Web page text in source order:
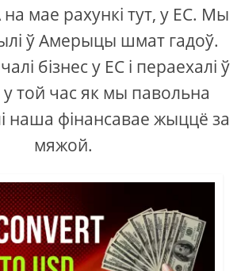
мае рахункі тут, у ЕС. Мы
ў Амерыцы шмат гадоў.
бізнес у ЕС і пераехалі ў
той час як мы павольна
наша фінансавае жыццё за
мяжой.